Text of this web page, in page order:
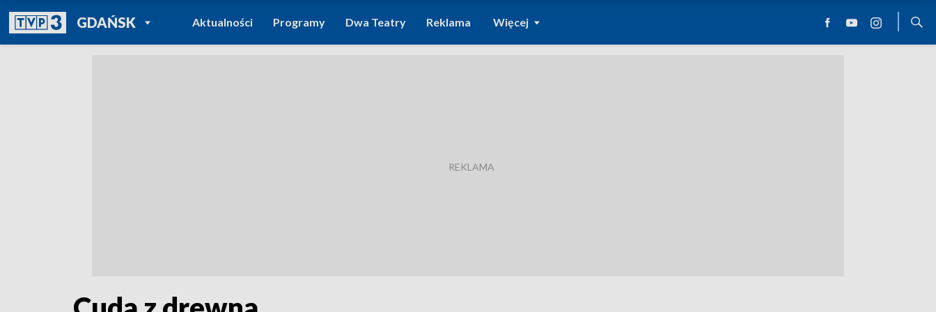
GDAŃSKPOWRÓT DO
TVP REGIONY
Aktualności Programy Dwa Teatry Reklama Więcej